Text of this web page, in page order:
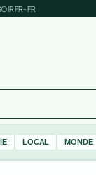
FR-FR
LOCAL MONDE